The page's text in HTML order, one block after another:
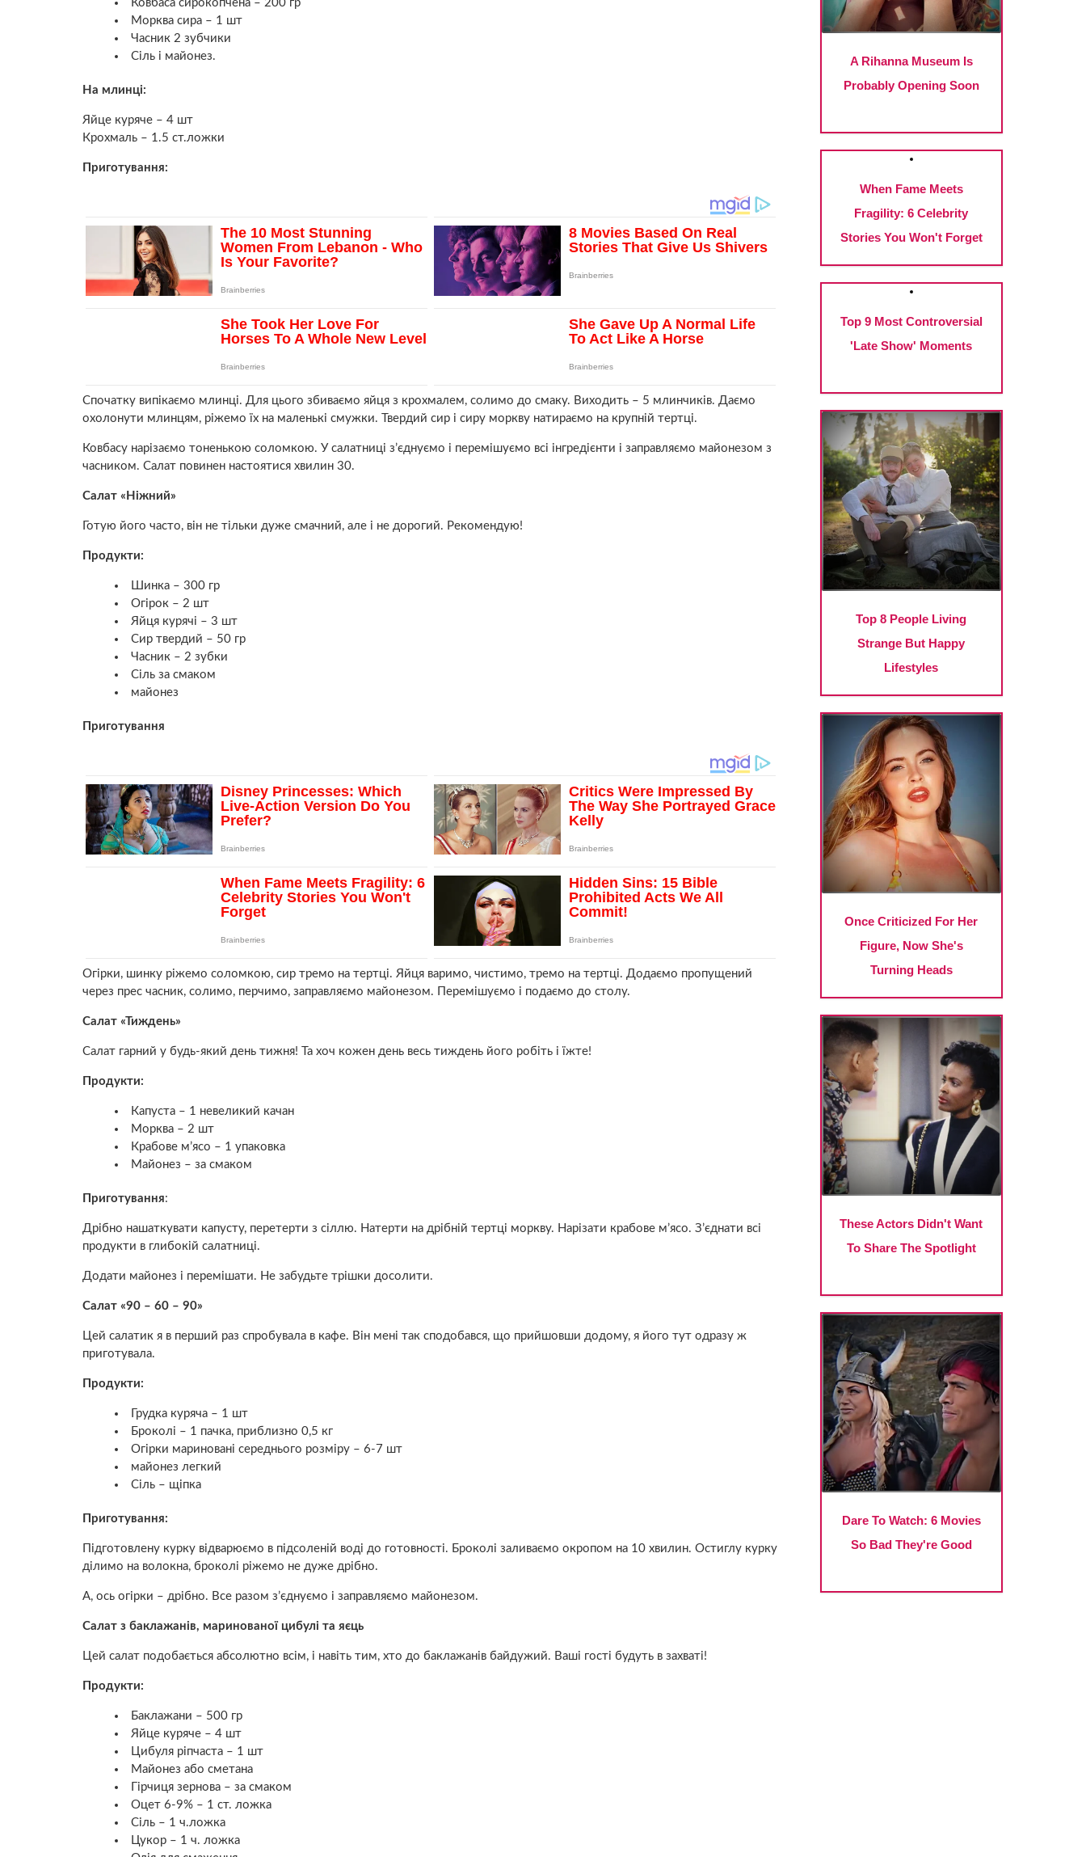
Ковбаса сирокопчена – 200 гр
Морква сира – 1 шт
Часник 2 зубчики
Сіль і майонез.
На млинці:
Яйце куряче – 4 шт
Крохмаль – 1.5 ст.ложки
Приготування:
Спочатку випікаємо млинці. Для цього збиваємо яйця з крохмалем, солимо до смаку. Виходить – 5 млинчиків. Даємо
охолонути млинцям, ріжемо їх на маленькі смужки. Твердий сир і сиру моркву натираємо на крупній тертці.
Ковбасу нарізаємо тоненькою соломкою. У салатниці з’єднуємо і перемішуємо всі інгредієнти і заправляємо майонезом з
часником. Салат повинен настоятися хвилин 30.
Салат «Ніжний»
Готую його часто, він не тільки дуже смачний, але і не дорогий. Рекомендую!
Продукти:
Шинка – 300 гр
Огірок – 2 шт
Яйця курячі – 3 шт
Сир твердий – 50 гр
Часник – 2 зубки
Сіль за смаком
майонез
Приготування
Огірки, шинку ріжемо соломкою, сир тремо на тертці. Яйця варимо, чистимо, тремо на тертці. Додаємо пропущений
через прес часник, солимо, перчимо, заправляємо майонезом. Перемішуємо і подаємо до столу.
Салат «Тиждень»
Салат гарний у будь-який день тижня! Та хоч кожен день весь тиждень його робіть і їжте!
Продукти:
Капуста – 1 невеликий качан
Морква – 2 шт
Крабове м’ясо – 1 упаковка
Майонез – за смаком
Приготування:
Дрібно нашаткувати капусту, перетерти з сіллю. Натерти на дрібній тертці моркву. Нарізати крабове м’ясо. З’єднати всі
продукти в глибокій салатниці.
Додати майонез і перемішати. Не забудьте трішки досолити.
Салат «90 – 60 – 90»
Цей салатик я в перший раз спробувала в кафе. Він мені так сподобався, що прийшовши додому, я його тут одразу ж
приготувала.
Продукти:
Грудка куряча – 1 шт
Броколі – 1 пачка, приблизно 0,5 кг
Огірки мариновані середнього розміру – 6-7 шт
майонез легкий
Сіль – щіпка
Приготування:
Підготовлену курку відварюємо в підсоленій воді до готовності. Броколі заливаємо окропом на 10 хвилин. Остиглу курку
ділимо на волокна, броколі ріжемо не дуже дрібно.
А, ось огірки – дрібно. Все разом з’єднуємо і заправляємо майонезом.
Салат з баклажанів, маринованої цибулі та яєць
Цей салат подобається абсолютно всім, і навіть тим, хто до баклажанів байдужий. Ваші гості будуть в захваті!
Продукти:
Баклажани – 500 гр
Яйце куряче – 4 шт
Цибуля ріпчаста – 1 шт
Майонез або сметана
Гірчиця зернова – за смаком
Оцет 6-9% – 1 ст. ложка
Сіль – 1 ч.ложка
Цукор – 1 ч. ложка